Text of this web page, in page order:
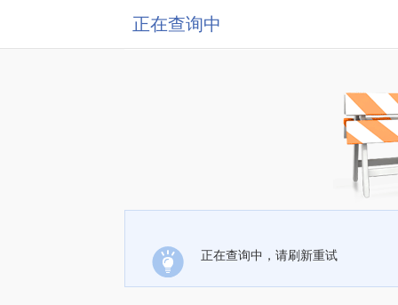
正在查询中
正在查询中，请刷新重试